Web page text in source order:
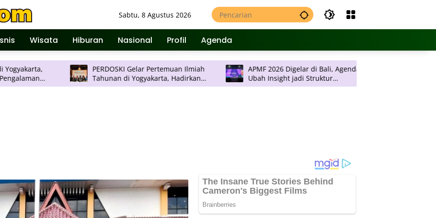
Sabtu, 8 Agustus 2026
Wisata Hiburan Nasional Profil Agenda
PERDOSKI Gelar Pertemuan Ilmiah
Tahunan di Yogyakarta, Hadirkan
Inovasi Dermatologi Terkini
APMF 2026 Digelar di Bali, Agendanya
Ubah Insight jadi Struktur
Pengambilan Keputusan